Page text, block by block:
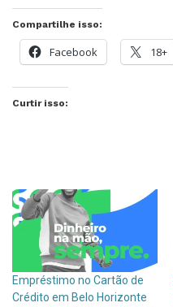
Compartilhe isso:
Facebook 18+
Curtir isso:
Empréstimo no Cartão de
Crédito em Belo Horizonte